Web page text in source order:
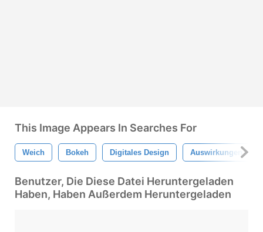
This Image Appears In Searches For
Weich Bokeh Digitales Design Auswirkungen
Benutzer, Die Diese Datei Heruntergeladen
Haben, Haben Außerdem Heruntergeladen